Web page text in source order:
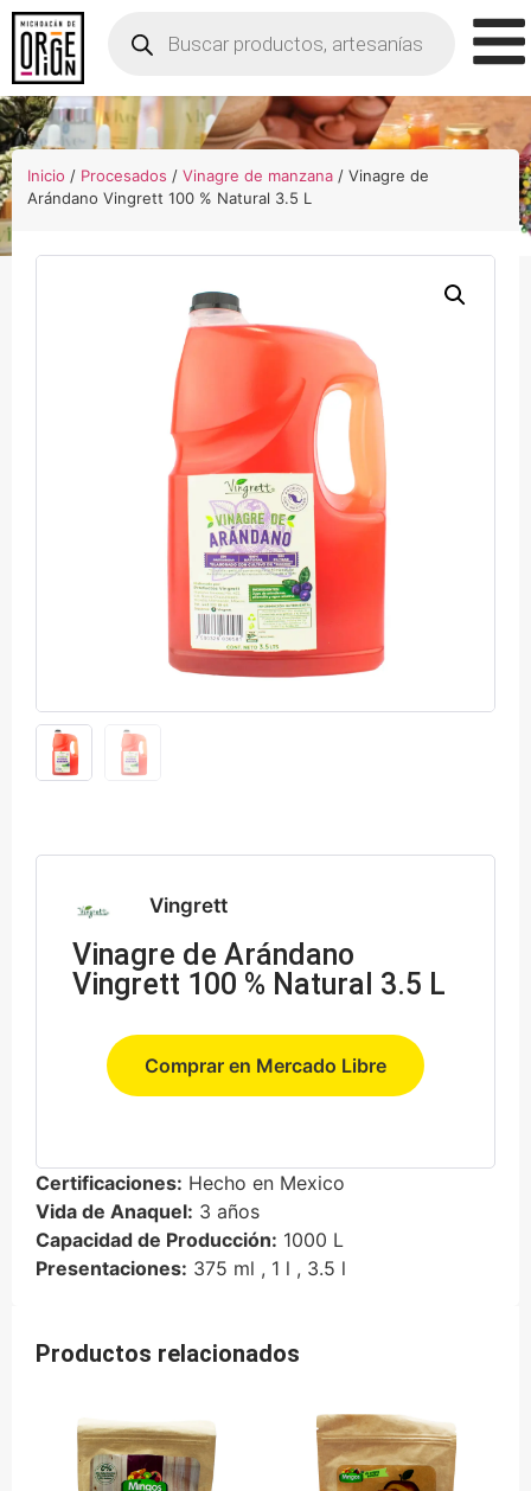
Inicio / Procesados / Vinagre de manzana / Vinagre de
Arándano Vingrett 100 % Natural 3.5 L
Vingrett
Vinagre de Arándano
Vingrett 100 % Natural 3.5 L
Comprar en Mercado Libre
Certificaciones: Hecho en Mexico
Vida de Anaquel: 3 años
Capacidad de Producción: 1000 L
Presentaciones: 375 ml , 1 l , 3.5 l
Productos relacionados